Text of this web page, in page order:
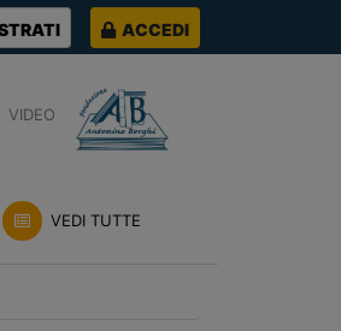
ACCEDI
VIDEO
VEDI TUTTE